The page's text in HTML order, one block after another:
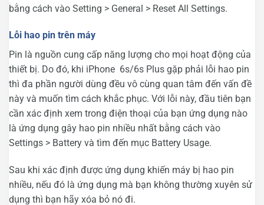
bằng cách vào Setting > General > Reset All Settings.
Lỗi hao pin trên máy
Pin là nguồn cung cấp năng lượng cho mọi hoạt động của
thiết bị. Do đó, khi iPhone 6s/6s Plus gặp phải lỗi hao pin
thì đa phần người dùng đều vô cùng quan tâm đến vấn đề
này và muốn tìm cách khắc phục. Với lỗi này, đầu tiên bạn
cần xác định xem trong điện thoại của bạn ứng dụng nào
là ứng dụng gây hao pin nhiều nhất bằng cách vào
Settings > Battery và tìm đến mục Battery Usage.
Sau khi xác định được ứng dụng khiến máy bị hao pin
nhiều, nếu đó là ứng dụng mà bạn không thường xuyên sử
dụng thì bạn hãy xóa bỏ nó đi.